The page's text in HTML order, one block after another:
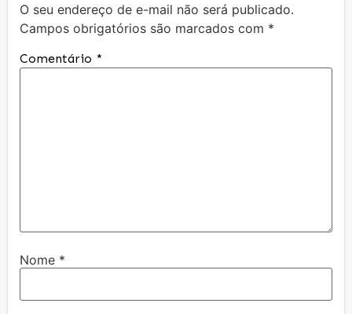
O seu endereço de e-mail não será publicado.
Campos obrigatórios são marcados com *
Comentário *
Nome *